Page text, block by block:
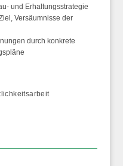
und Erhaltungsstrategie
Versäumnisse der
durch konkrete